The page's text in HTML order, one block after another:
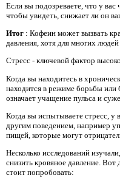
Если вы подозреваете, что у вас
чтобы увидеть, снижает ли он
Итог : Кофеин может вызвать
давления, хотя для многих
Стресс - ключевой фактор
Когда вы находитесь в
находится в режиме борьбы или
означает учащение пульса и
Когда вы испытываете стресс, у
другим поведением, например
пищей, которые могут
Несколько исследований
снизить кровяное давление.
стоит попробовать: